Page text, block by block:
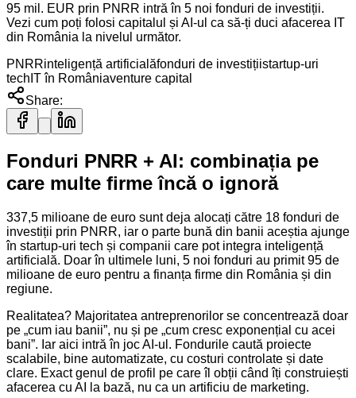
95 mil. EUR prin PNRR intră în 5 noi fonduri de investiții.
Vezi cum poți folosi capitalul și AI-ul ca să-ți duci afacerea IT
din România la nivelul următor.
PNRRinteligență artificialăfonduri de investițiistartup-uri
tech IT în Româniaventure capital
Share:
Fonduri PNRR + AI: combinația pe
care multe firme încă o ignoră
337,5 milioane de euro sunt deja alocați către 18 fonduri de
investiții prin PNRR, iar o parte bună din banii aceștia ajunge
în startup-uri tech și companii care pot integra inteligență
artificială. Doar în ultimele luni, 5 noi fonduri au primit 95 de
milioane de euro pentru a finanța firme din România și din
regiune.
Realitatea? Majoritatea antreprenorilor se concentrează doar
pe „cum iau banii”, nu și pe „cum cresc exponențial cu acei
bani”. Iar aici intră în joc AI-ul. Fondurile caută proiecte
scalabile, bine automatizate, cu costuri controlate și date
clare. Exact genul de profil pe care îl obții când îți construiești
afacerea cu AI la bază, nu ca un artificiu de marketing.